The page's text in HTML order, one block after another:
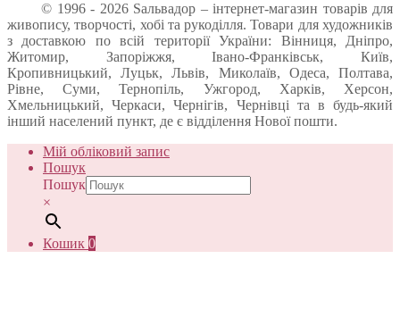
© 1996 - 2026 Sальвадор – інтернет-магазин товарів для
живопису, творчості, хобі та рукоділля. Товари для художників
з доставкою по всій території України: Вінниця, Дніпро,
Житомир, Запоріжжя, Івано-Франківськ, Київ,
Кропивницький, Луцьк, Львів, Миколаїв, Одеса, Полтава,
Рівне, Суми, Тернопіль, Ужгород, Харків, Херсон,
Хмельницький, Черкаси, Чернігів, Чернівці та в будь-який
інший населений пункт, де є відділення Нової пошти.
Мій обліковий запис
Пошук
Пошук
×
Кошик 0